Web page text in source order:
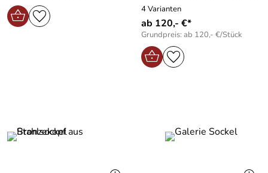
4 Varianten
ab 120,- €*
Grundpreis: ab 120,- €/Stück